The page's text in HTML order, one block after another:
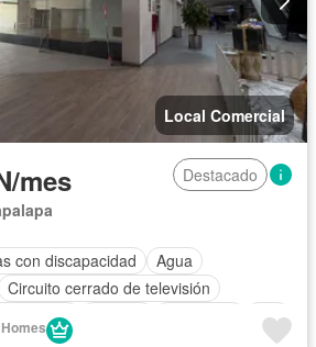
Local Comercial
mes
Destacado
con discapacidad
Agua
Circuito cerrado de televisión
Wifi